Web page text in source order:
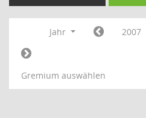
Jahr 2007
Gremium auswählen